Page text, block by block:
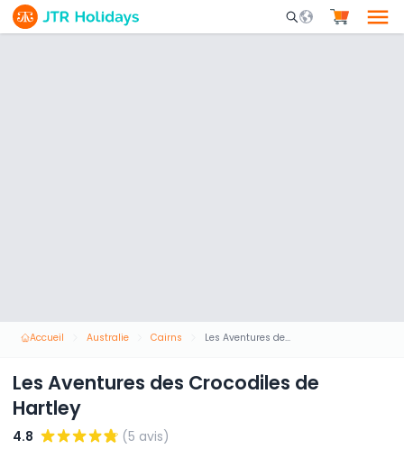
Mobile Search
Accueil Australie Cairns Les Aventures des Crocodiles de Hartley
Les Aventures des Crocodiles de
Hartley
4.8
(5 avis)